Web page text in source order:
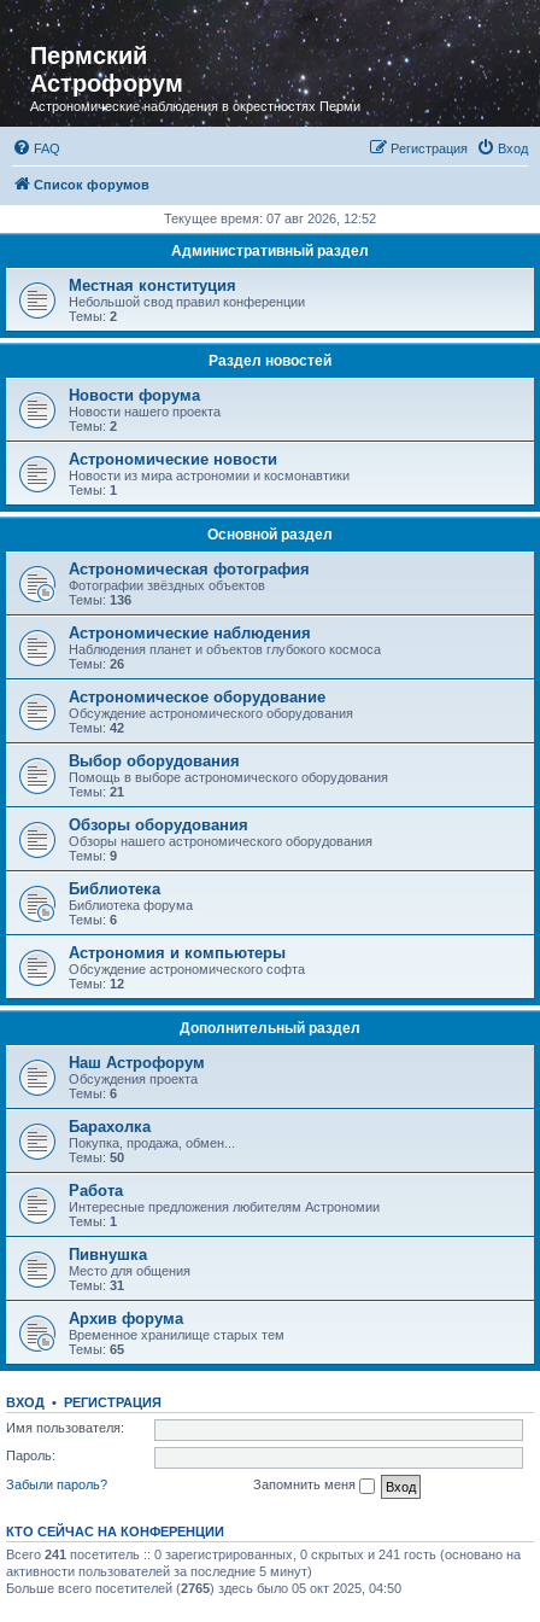
Пермский
Астрофорум
Астрономические наблюдения в окрестностях Перми
FAQ Вход
Регистрация
Список форумов
Текущее время: 07 авг 2026, 12:52
Административный раздел
Местная конституция
Небольшой свод правил конференции
Темы: 2
Раздел новостей
Новости форума
Новости нашего проекта
Темы: 2
Астрономические новости
Новости из мира астрономии и космонавтики
Темы: 1
Основной раздел
Астрономическая фотография
Фотографии звёздных объектов
Темы: 136
Астрономические наблюдения
Наблюдения планет и объектов глубокого космоса
Темы: 26
Астрономическое оборудование
Обсуждение астрономического оборудования
Темы: 42
Выбор оборудования
Помощь в выборе астрономического оборудования
Темы: 21
Обзоры оборудования
Обзоры нашего астрономического оборудования
Темы: 9
Библиотека
Библиотека форума
Темы: 6
Астрономия и компьютеры
Обсуждение астрономического софта
Темы: 12
Дополнительный раздел
Наш Астрофорум
Обсуждения проекта
Темы: 6
Барахолка
Покупка, продажа, обмен...
Темы: 50
Работа
Интересные предложения любителям Астрономии
Темы: 1
Пивнушка
Место для общения
Темы: 31
Архив форума
Временное хранилище старых тем
Темы: 65
ВХОД • РЕГИСТРАЦИЯ
Имя пользователя:
Пароль:
Забыли пароль?
Запомнить меня
КТО СЕЙЧАС НА КОНФЕРЕНЦИИ
Всего 241 посетитель :: 0 зарегистрированных, 0 скрытых и 241 гость (основано на
активности пользователей за последние 5 минут)
Больше всего посетителей (2765) здесь было 05 окт 2025, 04:50